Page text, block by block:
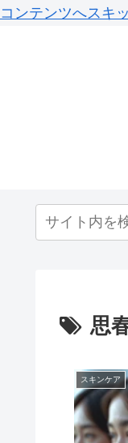
コンテンツへスキ
思
スキンケア